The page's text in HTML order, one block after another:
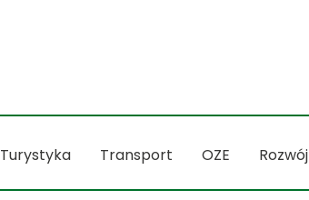
Turystyka Transport OZE Rozwój